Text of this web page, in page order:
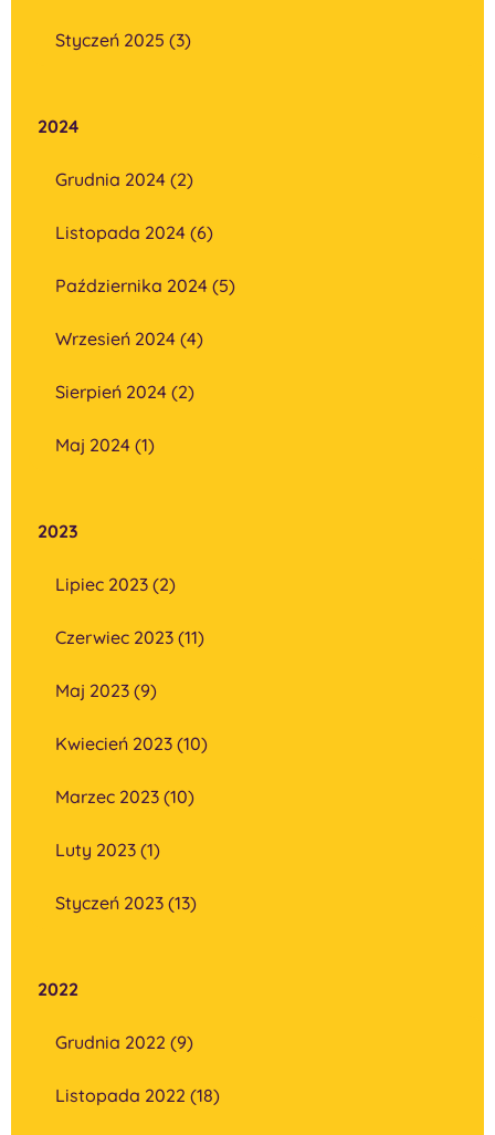
Styczeń 2025 (3)
2024
Grudnia 2024 (2)
Listopada 2024 (6)
Października 2024 (5)
Wrzesień 2024 (4)
Sierpień 2024 (2)
Maj 2024 (1)
2023
Lipiec 2023 (2)
Czerwiec 2023 (11)
Maj 2023 (9)
Kwiecień 2023 (10)
Marzec 2023 (10)
Luty 2023 (1)
Styczeń 2023 (13)
2022
Grudnia 2022 (9)
Listopada 2022 (18)